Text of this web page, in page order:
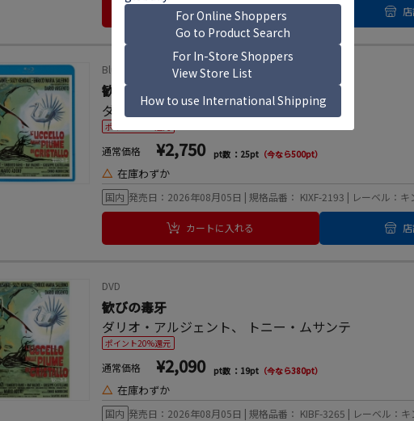
カートに入れる
Blu-ray Disc
歓びの毒牙
ダリオ・アルジェント、トニー・ムサンテ
ポイント20%還元
通常価格 ¥2,750 pt数 ：25pt （今なら500pt）
△ 在庫わずか
国内 発売日：2026年08月05日 | 規格品番： KIXF-2193 | レーベル：キ
カートに入れる
DVD
歓びの毒牙
ダリオ・アルジェント、 トニー・ムサンテ
ポイント20%還元
通常価格 ¥2,090 pt数 ：19pt （今なら380pt）
△ 在庫わずか
国内 発売日：2026年08月05日 | 規格品番： KIBF-3265 | レーベル：キ